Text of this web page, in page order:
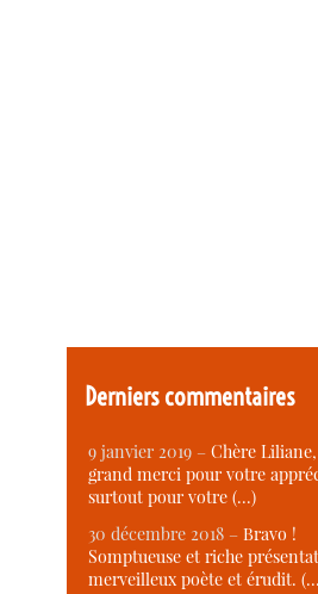
Derniers commentaires
9 janvier 2019 –Chère
grand merci pour votre
surtout pour votre (…)
30 décembre 2018 –Bravo !
Somptueuse et riche
merveilleux poète et érudit.